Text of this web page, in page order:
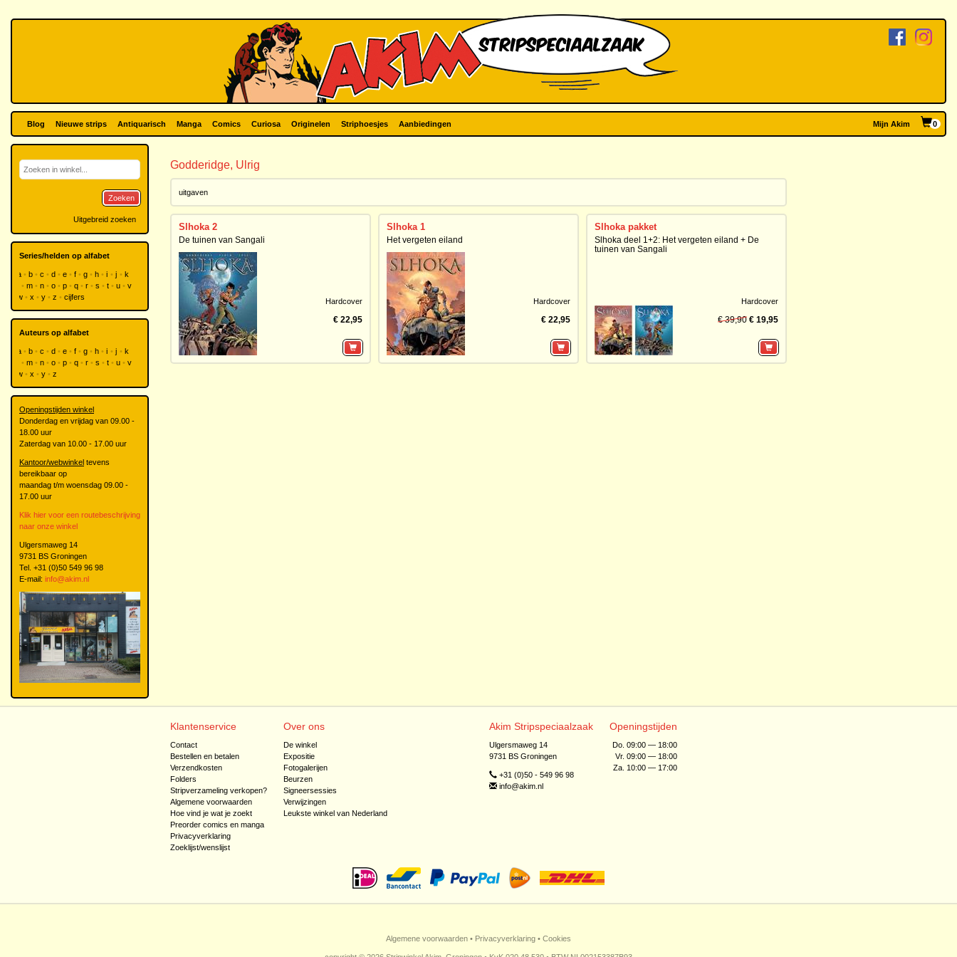
Blog Nieuwe strips Antiquarisch Manga Comics Curiosa Originelen Striphoesjes Aanbiedingen Mijn Akim 0
Godderidge, Ulrig
uitgaven
Slhoka 2
De tuinen van Sangali
Hardcover
€ 22,95
Slhoka 1
Het vergeten eiland
Hardcover
€ 22,95
Slhoka pakket
Slhoka deel 1+2: Het vergeten eiland + De
tuinen van Sangali
Hardcover
€ 39,90 € 19,95
Zoeken
Uitgebreid zoeken
Series/helden op alfabet
a b c d e f g h i j
k
m n o p q r s t u
v
w
x y z cijfers
Auteurs op alfabet
a b c d e f g h i j
k
m n o p q r s t u
v
w
x y z
Openingstijden winkel
Donderdag en vrijdag van 09.00 -
18.00 uur
Zaterdag van 10.00 - 17.00 uur
Kantoor/webwinkel tevens
bereikbaar op
maandag t/m woensdag 09.00 -
17.00 uur
Klik hier voor een routebeschrijving
naar onze winkel
Ulgersmaweg 14
9731 BS Groningen
Tel. +31 (0)50 549 96 98
E-mail: info@akim.nl
Klantenservice
Contact
Bestellen en betalen
Verzendkosten
Folders
Stripverzameling verkopen?
Algemene voorwaarden
Hoe vind je wat je zoekt
Preorder comics en manga
Privacyverklaring
Zoeklijst/wenslijst
Over ons
De winkel
Expositie
Fotogalerijen
Beurzen
Signeersessies
Verwijzingen
Leukste winkel van Nederland
Akim Stripspeciaalzaak
Ulgersmaweg 14
9731 BS Groningen
+31 (0)50 - 549 96 98
info@akim.nl
Openingstijden
Do. 09:00 — 18:00
Vr. 09:00 — 18:00
Za. 10:00 — 17:00
Algemene voorwaarden • Privacyverklaring • Cookies